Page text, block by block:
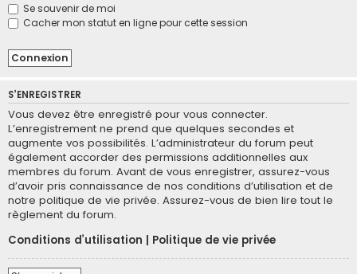
Se souvenir de moi
Cacher mon statut en ligne pour cette session
S’ENREGISTRER
Vous devez être enregistré pour vous connecter.
L’enregistrement ne prend que quelques secondes et
augmente vos possibilités. L’administrateur du forum peut
également accorder des permissions additionnelles aux
membres du forum. Avant de vous enregistrer, assurez-vous
d’avoir pris connaissance de nos conditions d’utilisation et de
notre politique de vie privée. Assurez-vous de bien lire tout le
règlement du forum.
Conditions d’utilisation | Politique de vie privée